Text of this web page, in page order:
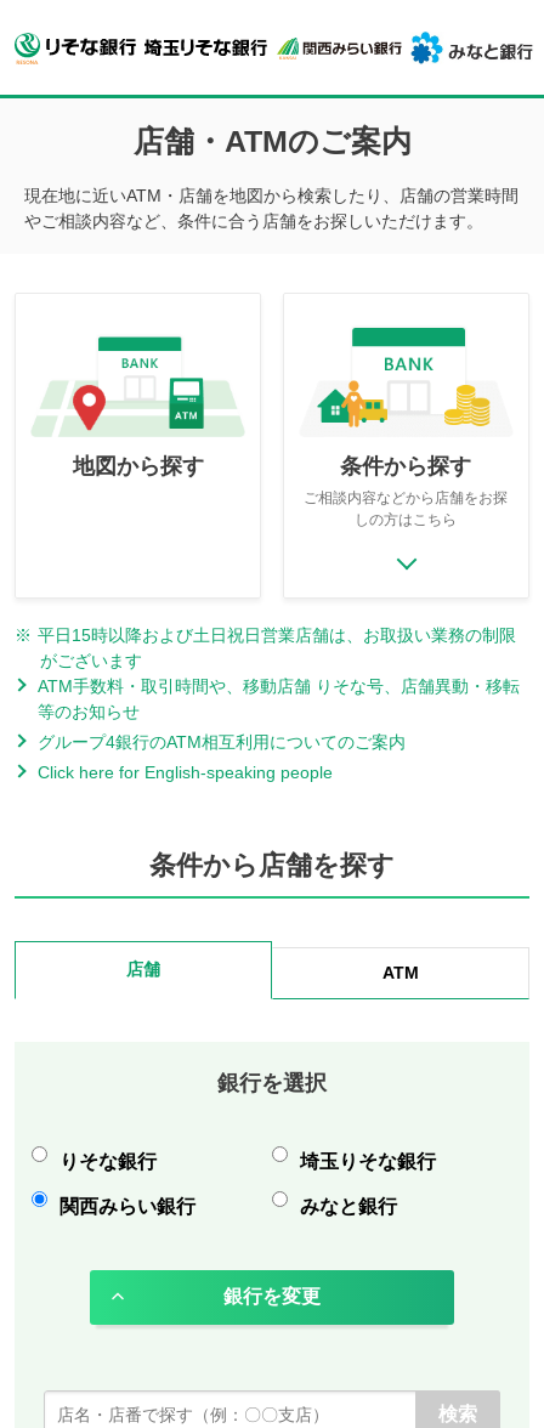
店舗・ATMのご案内
現在地に近いATM・店舗を地図から検索したり、店舗の営業時間
やご相談内容など、条件に合う店舗をお探しいただけます。
地図から探す 条件から探す
ご相談内容などから店舗をお探
しの方はこちら
※ 平日15時以降および土日祝日営業店舗は、お取扱い業務の制限
がございます
ATM手数料・取引時間や、移動店舗 りそな号、店舗異動・移転
等のお知らせ
グループ4銀行のATM相互利用についてのご案内
Click here for English-speaking people
条件から店舗を探す
店舗 ATM
銀行を選択
りそな銀行 埼玉りそな銀行
関西みらい銀行 みなと銀行
銀行を変更